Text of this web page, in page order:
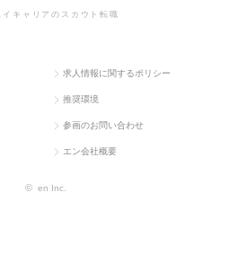
イキャリアのスカウト転職
求人情報に関するポリシー
推奨環境
参画のお問い合わせ
エン会社概要
© en Inc.